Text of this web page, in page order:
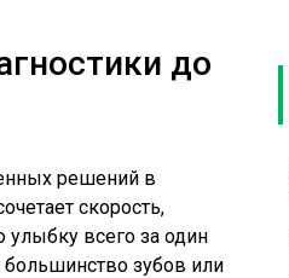
до
решений в
скорость,
улыбку всего за один
зубов или